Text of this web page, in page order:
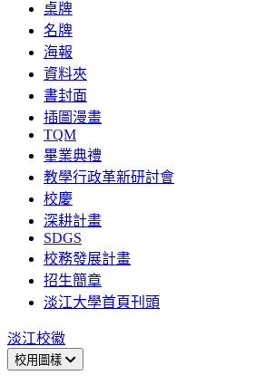
桌牌
名牌
海報
資料夾
書封面
插圖漫畫
TQM
畢業典禮
教學行政革新研討會
校慶
深耕計畫
SDGS
校務發展計畫
招生簡章
淡江大學首頁刊頭
淡江校徽
校用圖樣